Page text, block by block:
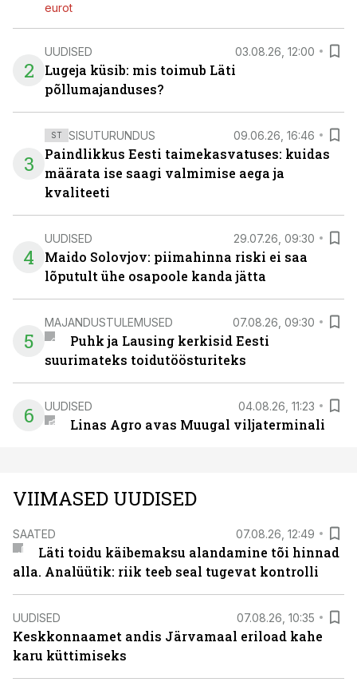
eurot
2
UUDISED 03.08.26, 12:00
Lugeja küsib: mis toimub Läti
põllumajanduses?
3
ST SISUTURUNDUS 09.06.26, 16:46
Paindlikkus Eesti taimekasvatuses: kuidas
määrata ise saagi valmimise aega ja
kvaliteeti
4
UUDISED 29.07.26, 09:30
Maido Solovjov: piimahinna riski ei saa
lõputult ühe osapoole kanda jätta
5
MAJANDUSTULEMUSED 07.08.26, 09:30
Puhk ja Lausing kerkisid Eesti
suurimateks toidutöösturiteks
6 UUDISED 04.08.26, 11:23
Linas Agro avas Muugal viljaterminali
VIIMASED UUDISED
SAATED 07.08.26, 12:49
Läti toidu käibemaksu alandamine tõi hinnad
alla. Analüütik: riik teeb seal tugevat kontrolli
UUDISED 07.08.26, 10:35
Keskkonnaamet andis Järvamaal eriload kahe
karu küttimiseks